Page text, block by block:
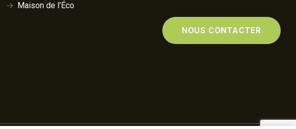
Maison de l’Éco
NOUS CONTACTER